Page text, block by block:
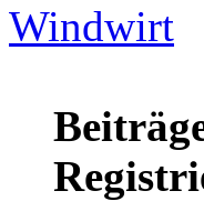
Windwirt